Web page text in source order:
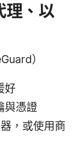
理、以
）
好
與憑證
，或使用商